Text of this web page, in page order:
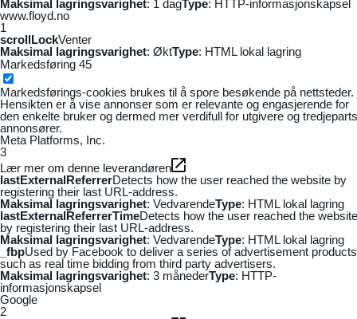
Maksimal lagringsvarighet: 1 dagType: HTTP-informasjonskapsel
www.floyd.no
1
scrollLockVenter
Maksimal lagringsvarighet: ØktType: HTML lokal lagring
Markedsføring 45
Markedsførings-cookies brukes til å spore besøkende på nettsteder.
Hensikten er å vise annonser som er relevante og engasjerende for
den enkelte bruker og dermed mer verdifull for utgivere og tredjeparts
annonsører.
Meta Platforms, Inc.
3
Lær mer om denne leverandøren
lastExternalReferrerDetects how the user reached the website by
registering their last URL-address.
Maksimal lagringsvarighet: VedvarendeType: HTML lokal lagring
lastExternalReferrerTimeDetects how the user reached the website
by registering their last URL-address.
Maksimal lagringsvarighet: VedvarendeType: HTML lokal lagring
_fbpUsed by Facebook to deliver a series of advertisement products
such as real time bidding from third party advertisers.
Maksimal lagringsvarighet: 3 månederType: HTTP-
informasjonskapsel
Google
2